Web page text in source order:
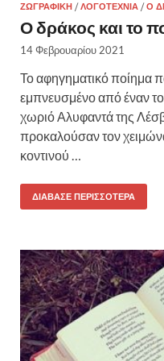
ΖΩΓΡΑΦΙΚΉ /ΛΟΓΟΤΕΧΝΊΑ /Ο
Ο δράκος και το
14 Φεβρουαρίου 2021
Το αφηγηματικό ποίημα
εμπνευσμένο από έναν
χωριό Αλυφαντά της
προκαλούσαν τον
κοντινού …
ΔΙΆΒΑΣΕ ΠΕΡΙΣΣΌΤΕΡΑ